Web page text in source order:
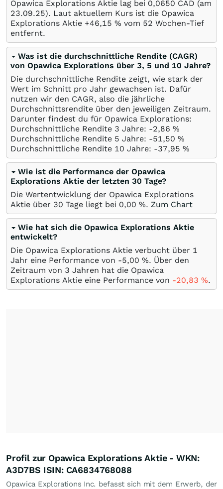
Opawica Explorations Aktie lag bei 0,0650 CAD (am
23.09.25). Laut aktuellem Kurs ist die Opawica
Explorations Aktie +46,15 % vom 52 Wochen-Tief
entfernt.
Was ist die durchschnittliche Rendite (CAGR)
von Opawica Explorations über 3, 5 und 10 Jahre?
Die durchschnittliche Rendite zeigt, wie stark der
Wert im Schnitt pro Jahr gewachsen ist. Dafür
nutzen wir den CAGR, also die jährliche
Durchschnittsrendite über den jeweiligen Zeitraum.
Darunter findest du für Opawica Explorations:
Durchschnittliche Rendite 3 Jahre: -2,86 %
Durchschnittliche Rendite 5 Jahre: -51,50 %
Durchschnittliche Rendite 10 Jahre: -37,95 %
Wie ist die Performance der Opawica
Explorations Aktie der letzten 30 Tage?
Die Wertentwicklung der Opawica Explorations
Aktie über 30 Tage liegt bei 0,00 %. Zum Chart
Wie hat sich die Opawica Explorations Aktie
entwickelt?
Die Opawica Explorations Aktie verbucht über 1
Jahr eine Performance von -5,00 %. Über den
Zeitraum von 3 Jahren hat die Opawica
Explorations Aktie eine Performance von -20,83 %.
Profil zur Opawica Explorations Aktie - WKN:
A3D7BS ISIN: CA6834768088
Opawica Explorations Inc. befasst sich mit dem Erwerb, der